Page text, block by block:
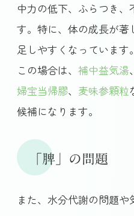
中力の低下、ふらつき、
す。特に、体の成長が
足しやすくなっています。
この場合は、補中益気湯、
婦宝当帰膠、 麦味参顆粒
候補になります。
「脾」の問題
また、水分代謝の問題